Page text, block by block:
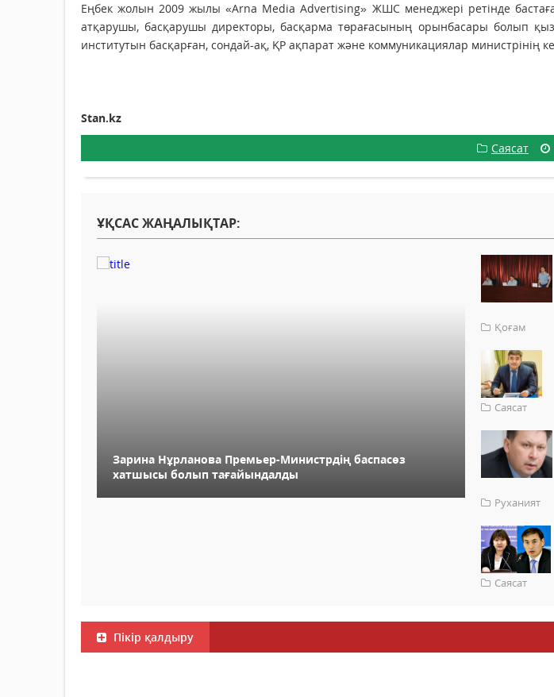
Еңбек жолын 2009 жылы «Arna Media Advertising» ЖШС менеджері ретінде
атқарушы, басқарушы директоры, басқарма төрағасының орынбасары болып
институтын басқарған, сондай-ақ, ҚР ақпарат және коммуникациялар министрінің
Stan.kz
Саясат
ҰҚСАС ЖАҢАЛЫҚТАР:
Зарина Нұрланова Премьер-Министрдің баспасөз
хатшысы болып тағайындалды
Қоғам
Саясат
Руханият
Саясат
Пікір қалдыру